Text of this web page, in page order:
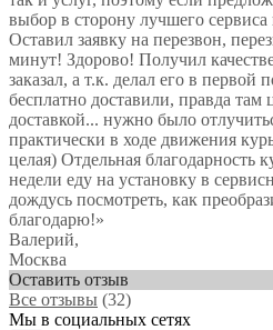
выбор в сторону лучшего
Оставил заявку на перезвон,
минут! Здорово! Получил
заказал, а т.к. делал его в первой
бесплатно доставили, правда там
доставкой... нужно было
практически в ходе движения
целая) Отдельная благодарность
недели еду на установку в
дождусь посмотреть, как
благодарю!»
Валерий,
Москва
Оставить отзыв
Все отзывы (32)
Мы в социальных сетях